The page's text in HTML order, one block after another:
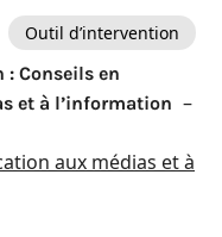
Outil d’intervention
: Conseils en
et à l’information –
aux médias et à